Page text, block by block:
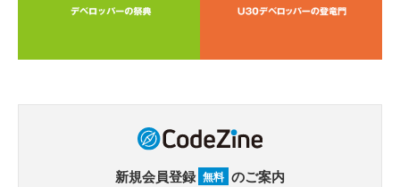
新規会員登録 無料 のご案内